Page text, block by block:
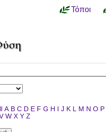
Τόποι
A B C D E F G H I J K L M N O P
W X Y Z